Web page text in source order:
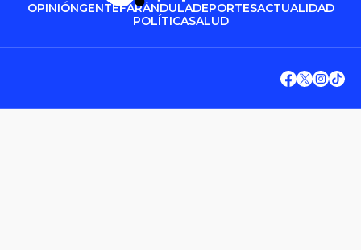
OPINIÓNGENTEFARÁNDULADEPORTESACTUALIDAD
POLÍTICASALUD